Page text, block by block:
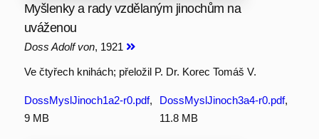
Myšlenky a rady vzdělaným jinochům na
uváženou
Doss Adolf von, 1921
Ve čtyřech knihách; přeložil P. Dr. Korec Tomáš V.
DossMyslJinoch1a2-r0.pdf,
9 MB
DossMyslJinoch3a4-r0.pdf,
11.8 MB